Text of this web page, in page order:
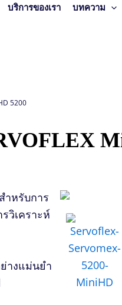
บริการของเรา บทความ
5200
ำหรับการ
วิเคราะห์
างแม่นยำ